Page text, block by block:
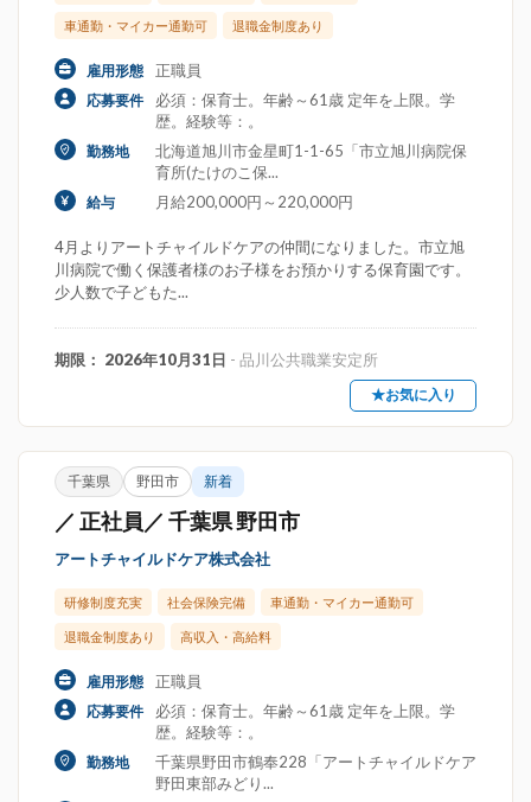
車通勤・マイカー通勤可 退職金制度あり
雇用形態 正職員
応募要件
必須：保育士。年齢～61歳 定年を上限。学
歴。経験等：。
勤務地
北海道旭川市金星町1-1-65「市立旭川病院保
育所(たけのこ保...
給与 月給200,000円～220,000円
4月よりアートチャイルドケアの仲間になりました。市立旭
川病院で働く保護者様のお子様をお預かりする保育園です。
少人数で子どもた...
期限： 2026年10月31日 - 品川公共職業安定所
★お気に入り
千葉県 野田市 新着
／ 正社員／ 千葉県 野田市
アートチャイルドケア株式会社
研修制度充実 社会保険完備 車通勤・マイカー通勤可
退職金制度あり 高収入・高給料
雇用形態 正職員
応募要件
必須：保育士。年齢～61歳 定年を上限。学
歴。経験等：。
勤務地
千葉県野田市鶴奉228「アートチャイルドケア
野田東部みどり...